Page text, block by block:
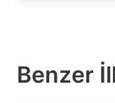
Benzer